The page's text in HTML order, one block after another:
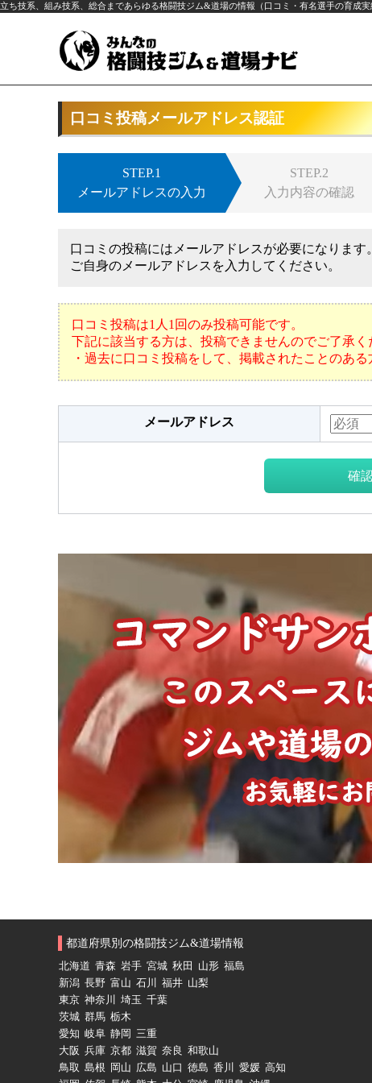
立ち技系、組み技系、総合まであらゆる格闘技ジム&道場の情報（口コミ・有名選手の育成実
口コミ投稿メールアドレス認証
STEP.1
メールアドレスの入力
STEP.2
入力内容の確認
口コミの投稿にはメールアドレスが必要になります。
ご自身のメールアドレスを入力してください。
口コミ投稿は1人1回のみ投稿可能です。
下記に該当する方は、投稿できませんのでご了承く
・過去に口コミ投稿をして、掲載されたことのある
メールアドレス
都道府県別の格闘技ジム&道場情報
北海道 青森 岩手 宮城 秋田 山形 福島
新潟 長野 富山 石川 福井 山梨
東京 神奈川 埼玉 千葉
茨城 群馬 栃木
愛知 岐阜 静岡 三重
大阪 兵庫 京都 滋賀 奈良 和歌山
鳥取 島根 岡山 広島 山口 徳島 香川 愛媛 高知